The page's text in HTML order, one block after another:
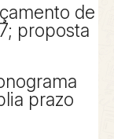
de
proposta
prazo